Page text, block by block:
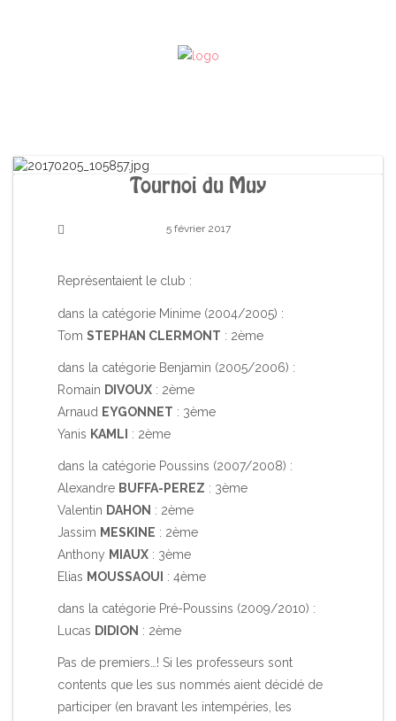
Tournoi du Muy
5 février 2017
Représentaient le club :
dans la catégorie Minime (2004/2005) :
Tom STEPHAN CLERMONT : 2ème
dans la catégorie Benjamin (2005/2006) :
Romain DIVOUX : 2ème
Arnaud EYGONNET : 3ème
Yanis KAMLI : 2ème
dans la catégorie Poussins (2007/2008) :
Alexandre BUFFA-PEREZ : 3ème
Valentin DAHON : 2ème
Jassim MESKINE : 2ème
Anthony MIAUX : 3ème
Elias MOUSSAOUI : 4ème
dans la catégorie Pré-Poussins (2009/2010) :
Lucas DIDION : 2ème
Pas de premiers…! Si les professeurs sont
contents que les sus nommés aient décidé de
participer (en bravant les intempéries, les